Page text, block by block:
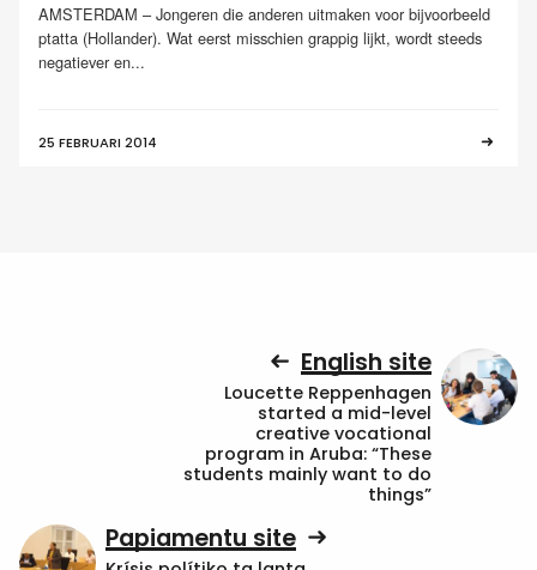
AMSTERDAM – Jongeren die anderen uitmaken voor bijvoorbeeld
ptatta (Hollander). Wat eerst misschien grappig lijkt, wordt steeds
negatiever en...
25 FEBRUARI 2014
English site
Loucette Reppenhagen
started a mid-level
creative vocational
program in Aruba: “These
students mainly want to do
things”
Papiamentu site